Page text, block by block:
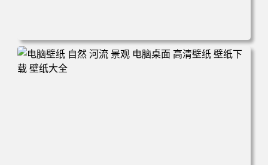
电脑壁纸 风景 夏天森林 大树仰拍 晴空森林 树干 绿叶 蓝天
电脑桌面 高清壁纸 壁纸下载 壁纸大全